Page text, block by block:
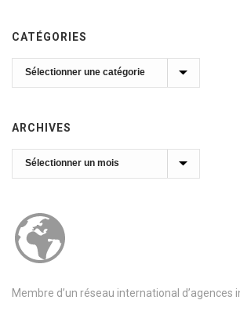
CATÉGORIES
Catégories
ARCHIVES
Archives
Membre d’un réseau international d’agences